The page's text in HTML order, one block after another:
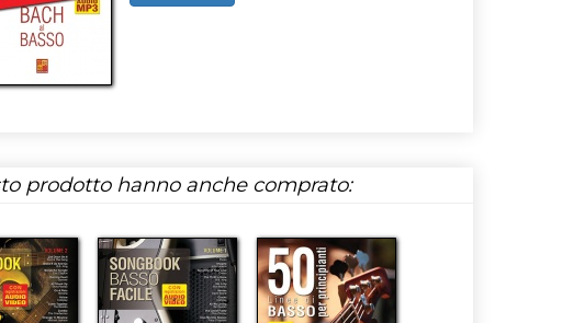
prodotto hanno anche comprato: